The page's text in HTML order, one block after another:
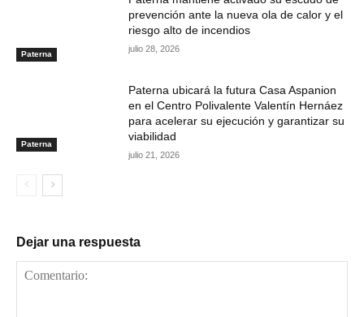
Paterna
prevención ante la nueva ola de calor y el
riesgo alto de incendios
julio 28, 2026
Paterna
Paterna ubicará la futura Casa Aspanion
en el Centro Polivalente Valentín Hernáez
para acelerar su ejecución y garantizar su
viabilidad
julio 21, 2026
Dejar una respuesta